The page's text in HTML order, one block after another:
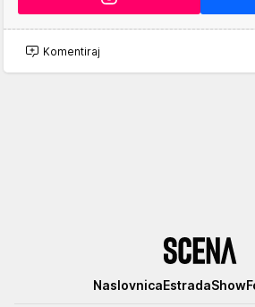
Komentiraj
NaslovnicaEstradaShow